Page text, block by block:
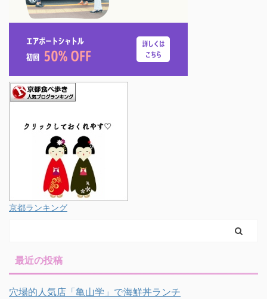
京都ランキング
最近の投稿
穴場的人気店「亀山学」で海鮮丼ランチ